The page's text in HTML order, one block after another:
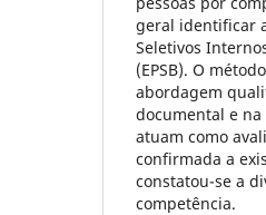
geral identificar
Seletivos
(EPSB). O
abordagem
documental e
atuam como
confirmada a
constatou-se a
competência.